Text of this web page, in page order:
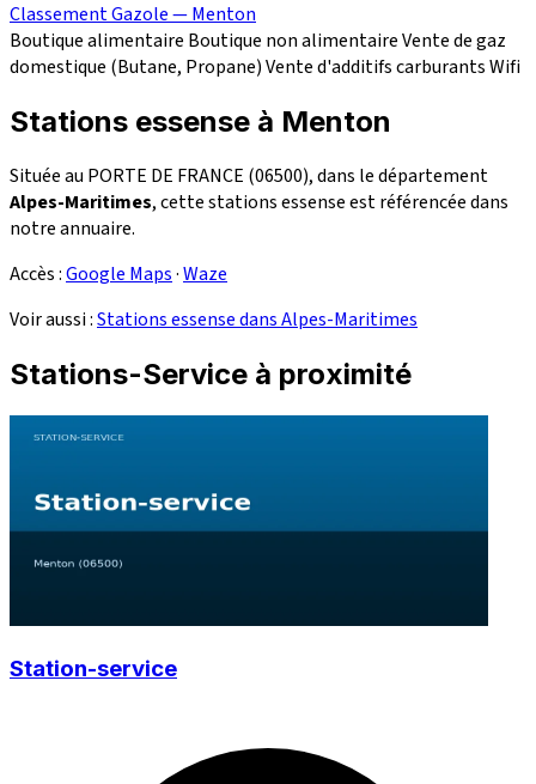
Classement Gazole — Menton
Boutique alimentaire Boutique non alimentaireVente de gaz
domestique (Butane, Propane)Vente d'additifs carburantsWifi
Stations essense à Menton
Située au PORTE DE FRANCE (06500), dans le département
Alpes-Maritimes, cette stations essense est référencée dans
notre annuaire.
Accès :Google Maps·Waze
Voir aussi :Stations essense dans Alpes-Maritimes
Stations-Service à proximité
Station-service